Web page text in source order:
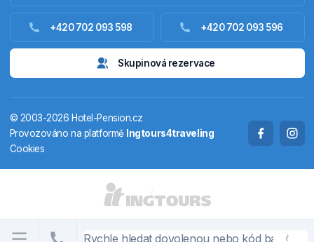
Ubytování zahraniční
Termály
Chaty a chalupy
DE
+420 702 093 598 +420 702 093 596
Skupinová rezervace
© 2003-2026 Hotel-Pension.cz
Provozováno na platformě Ingtours4traveling
Cookies